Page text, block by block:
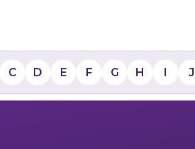
C D E F G H I J